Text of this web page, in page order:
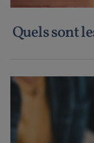
Quels sont